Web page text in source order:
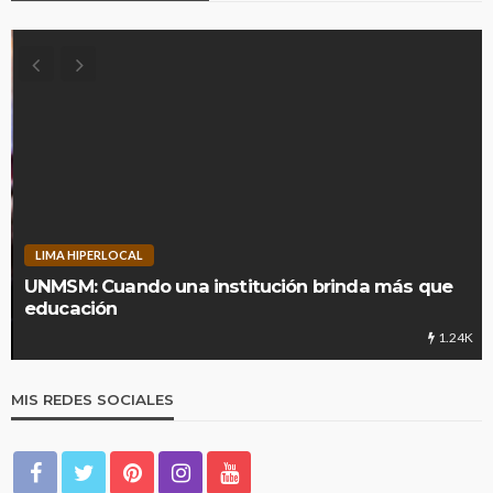
LIMA HIPERLOCAL
UNMSM: Cuando una institución brinda más que
educación
1.24K
MIS REDES SOCIALES